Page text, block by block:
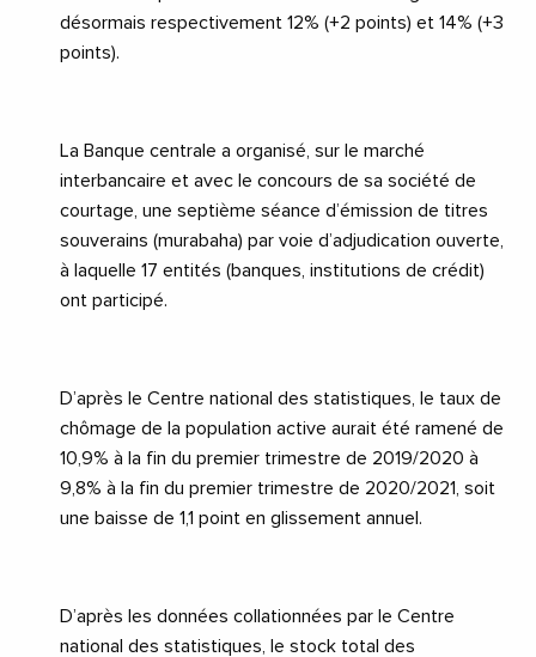
désormais respectivement 12% (+2 points) et 14% (+3
points).
La Banque centrale a organisé, sur le marché
interbancaire et avec le concours de sa société de
courtage, une septième séance d’émission de titres
souverains (murabaha) par voie d’adjudication ouverte,
à laquelle 17 entités (banques, institutions de crédit)
ont participé.
D’après le Centre national des statistiques, le taux de
chômage de la population active aurait été ramené de
10,9% à la fin du premier trimestre de 2019/2020 à
9,8% à la fin du premier trimestre de 2020/2021, soit
une baisse de 1,1 point en glissement annuel.
D’après les données collationnées par le Centre
national des statistiques, le stock total des